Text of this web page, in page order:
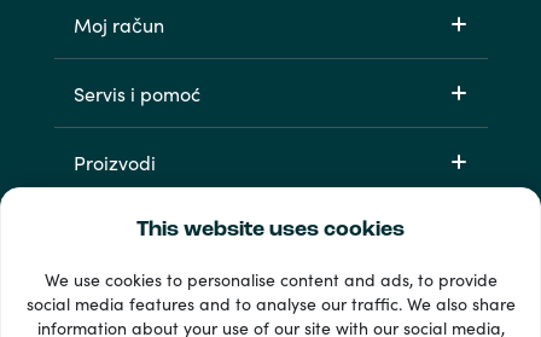
This website uses cookies
We use cookies to personalise content and ads, to provide
social media features and to analyse our traffic. We also share
information about your use of our site with our social media,
Moj račun
Servis i pomoć
Proizvodi